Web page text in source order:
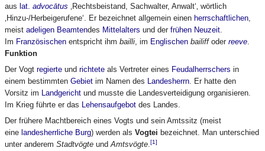
aus lat. advocātus ‚Rechtsbeistand, Sachwalter, Anwalt‘‚ wörtlich
‚Hinzu-/Herbeigerufene‘. Er bezeichnet allgemein einen herrschaftlichen,
meist adeligen Beamtendes Mittelalters und der frühen Neuzeit.
Im Französischen entspricht ihm bailli, im Englischen bailiffoder reeve.
Funktion
Der Vogt regierte und richtete als Vertreter eines Feudalherrschers in
einem bestimmten Gebiet im Namen des Landesherrn. Er hatte den
Vorsitz im Landgericht und musste die Landesverteidigung organisieren.
Im Krieg führte er das Lehensaufgebot des Landes.
Der frühere Machtbereich eines Vogts und sein Amtssitz (meist
eine landesherrliche Burg) werden als Vogtei bezeichnet. Man unterschied
unter anderem Stadtvögte undAmtsvögte.[1]